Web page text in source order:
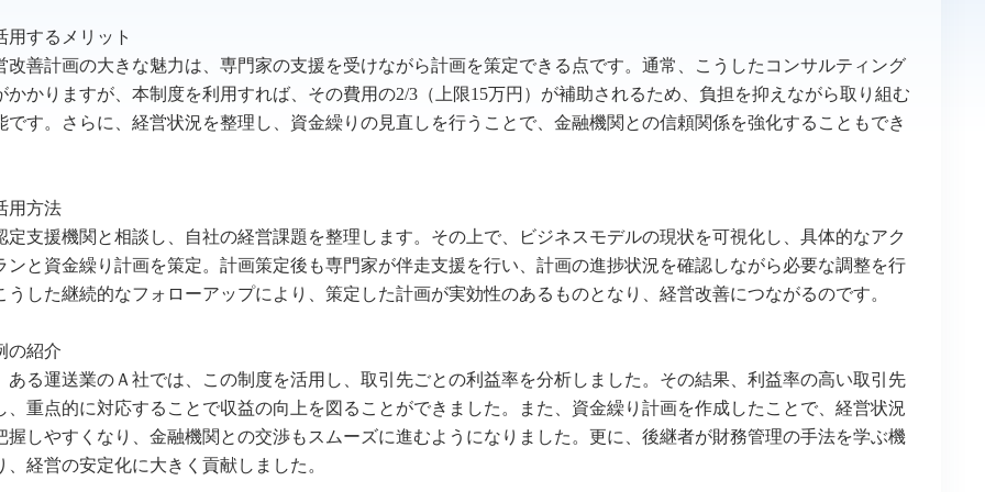
するメリット
善計画の大きな魅力は、専門家の支援を受けながら計画を策定できる点です。通常、こうしたコンサルティング
かかりますが、本制度を利用すれば、その費用の2/3（上限15万円）が補助されるため、負担を抑えながら取り組む
です。さらに、経営状況を整理し、資金繰りの見直しを行うことで、金融機関との信頼関係を強化することもでき
用方法
支援機関と相談し、自社の経営課題を整理します。その上で、ビジネスモデルの現状を可視化し、具体的なアク
ンと資金繰り計画を策定。計画策定後も専門家が伴走支援を行い、計画の進捗状況を確認しながら必要な調整を行
うした継続的なフォローアップにより、策定した計画が実効性のあるものとなり、経営改善につながるのです。
の紹介
る運送業のＡ社では、この制度を活用し、取引先ごとの利益率を分析しました。その結果、利益率の高い取引先
、重点的に対応することで収益の向上を図ることができました。また、資金繰り計画を作成したことで、経営状況
握しやすくなり、金融機関との交渉もスムーズに進むようになりました。更に、後継者が財務管理の手法を学ぶ機
、経営の安定化に大きく貢献しました。